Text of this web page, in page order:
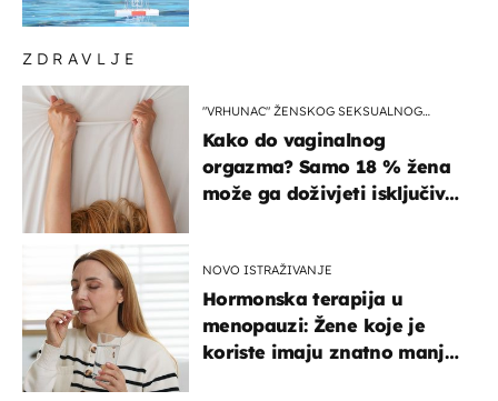
ZDRAVLJE
"VRHUNAC" ŽENSKOG SEKSUALNOG
Kako do vaginalnog
orgazma? Samo 18 % žena
može ga doživjeti isključivo
NOVO ISTRAŽIVANJE
Hormonska terapija u
menopauzi: Žene koje je
koriste imaju znatno manji